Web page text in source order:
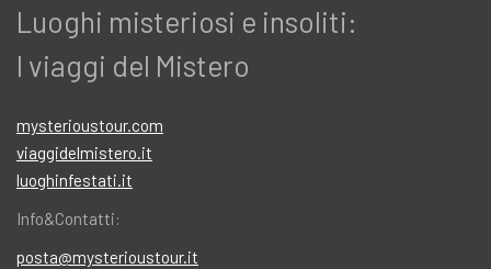
Luoghi misteriosi e insoliti:
I viaggi del Mistero
mysterioustour.com
viaggidelmistero.it
luoghinfestati.it
Info&Contatti:
posta@mysterioustour.it